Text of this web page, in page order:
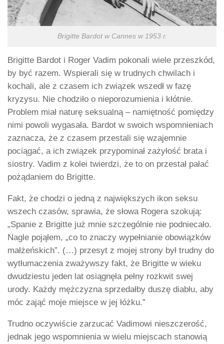
Brigitte Bardot w Cannes w 1953 r.
Brigitte Bardot i Roger Vadim pokonali wiele przeszkód,
by być razem. Wspierali się w trudnych chwilach i
kochali, ale z czasem ich związek wszedł w fazę
kryzysu. Nie chodziło o nieporozumienia i kłótnie.
Problem miał naturę seksualną – namiętność pomiędzy
nimi powoli wygasała. Bardot w swoich wspomnieniach
zaznacza, że z czasem przestali się wzajemnie
pociągać, a ich związek przypominał zażyłość brata i
siostry. Vadim z kolei twierdzi, że to on przestał pałać
pożądaniem do Brigitte.
Fakt, że chodzi o jedną z największych ikon seksu
wszech czasów, sprawia, że słowa Rogera szokują:
„Spanie z Brigitte już mnie szczególnie nie podniecało.
Nagle pojąłem, „co to znaczy wypełnianie obowiązków
małżeńskich”. (…) przesyt z mojej strony był trudny do
wytłumaczenia zważywszy fakt, że Brigitte w wieku
dwudziestu jeden lat osiągnęła pełny rozkwit swej
urody. Każdy mężczyzna sprzedałby duszę diabłu, aby
móc zająć moje miejsce w jej łóżku.”
Trudno oczywiście zarzucać Vadimowi nieszczerość,
jednak jego wspomnienia w wielu miejscach stanowią